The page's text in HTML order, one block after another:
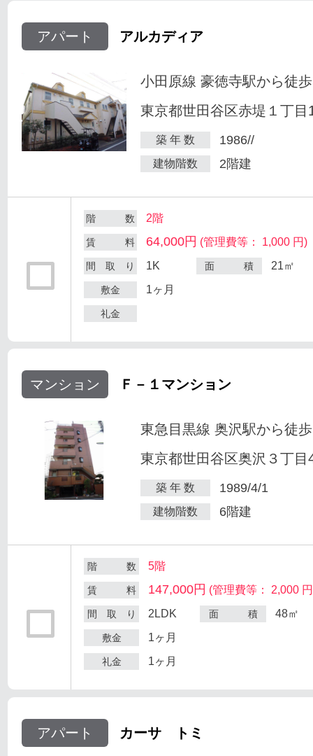
アパート アルカディア
小田原線 豪徳寺駅から徒
東京都世田谷区赤堤１丁目
築 年 数 1986//
建物階数 2階建
階 数 2階
賃 料 64,000円 (管理費等： 1,000 円)
間 取 り 1K 面 積 21㎡
敷金 1ヶ月
礼金
マンション Ｆ－１マンション
東急目黒線 奥沢駅から徒
東京都世田谷区奥沢３丁目
築 年 数 1989/4/1
建物階数 6階建
階 数 5階
賃 料 147,000円 (管理費等： 2,000
間 取 り 2LDK 面 積 48㎡
敷金 1ヶ月
礼金 1ヶ月
アパート カーサ トミ